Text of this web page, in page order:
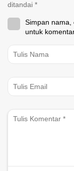
ditandai *
Simpan nama,
untuk